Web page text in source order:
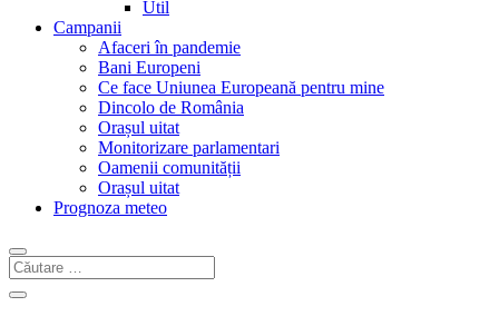
Util
Campanii
Afaceri în pandemie
Bani Europeni
Ce face Uniunea Europeană pentru mine
Dincolo de România
Orașul uitat
Monitorizare parlamentari
Oamenii comunității
Orașul uitat
Prognoza meteo